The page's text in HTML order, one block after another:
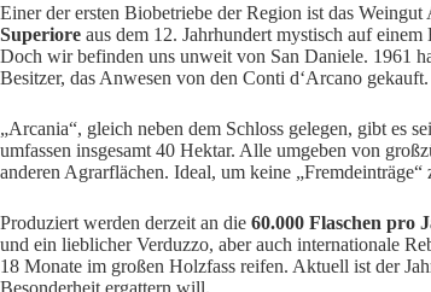
Einer der ersten Biobetriebe der Region ist das
Superiore aus dem 12. Jahrhundert mystisch auf
Doch wir befinden uns unweit von San Daniele. 1961
Besitzer, das Anwesen von den Conti d‘Arcano gekauft.
„Arcania“, gleich neben dem Schloss gelegen, gibt es
umfassen insgesamt 40 Hektar. Alle umgeben von
anderen Agrarflächen. Ideal, um keine „Fremdeinträge“
Produziert werden derzeit an die 60.000 Flaschen pro
und ein lieblicher Verduzzo, aber auch internationale
18 Monate im großen Holzfass reifen. Aktuell ist der
Besonderheit ergattern will.